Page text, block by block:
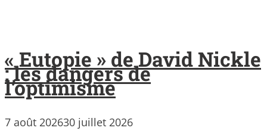
« Eutopie » de David Nickle
: les dangers de
l’optimisme
7 août 202630 juillet 2026